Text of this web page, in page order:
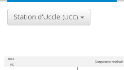
Station d'Uccle (UCC)
Heure
UTC
Composante verticale